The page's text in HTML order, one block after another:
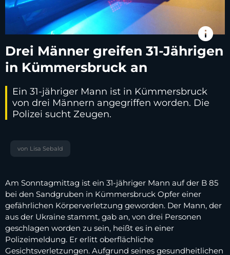
info
Drei Männer greifen 31-Jährigen
in Kümmersbruck an
Ein 31-jähriger Mann ist in Kümmersbruck
von drei Männern angegriffen worden. Die
Polizei sucht Zeugen.
von Lisa Sebald
Am Sonntagmittag ist ein 31-jähriger Mann auf der B 85
bei den Sandgruben in Kümmersbruck Opfer einer
gefährlichen Körperverletzung geworden. Der Mann, der
aus der Ukraine stammt, gab an, von drei Personen
geschlagen worden zu sein, heißt es in einer
Polizeimeldung. Er erlitt oberflächliche
Gesichtsverletzungen. Aufgrund seines gesundheitlichen